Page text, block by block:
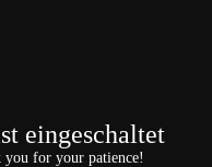
eingeschaltet
for your patience!